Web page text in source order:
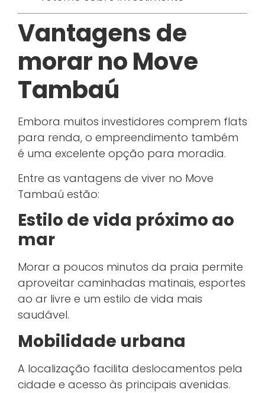
Vantagens de
morar no Move
Tambaú
Embora muitos investidores comprem flats
para renda, o empreendimento também
é uma excelente opção para moradia.
Entre as vantagens de viver no Move
Tambaú estão:
Estilo de vida próximo ao
mar
Morar a poucos minutos da praia permite
aproveitar caminhadas matinais, esportes
ao ar livre e um estilo de vida mais
saudável.
Mobilidade urbana
A localização facilita deslocamentos pela
cidade e acesso às principais avenidas.